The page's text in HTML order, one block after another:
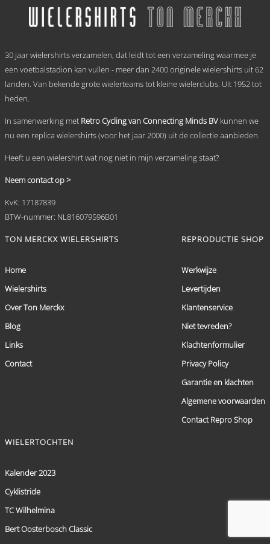
variaties.
Deze
gekozen
worden
de
30 jaar wielershirts verzamelen, dat leidt tot een verzameling waarmee je
een voetbalstadion kan vullen - meer dan 2400 originele wielershirts uit 62
landen. Van bekende grote wielerteams tot kleine wielerclubs. Uit 1952 tot
heden.
In samenwerking met Retro Cycling van Connecting Minds BV kunnen we
nu een replica wielershirts (voor het jaar 2000) uit de collectie aanbieden.
Heeft u een wielershirt wat nog niet in mijn verzameling staat?
Neem contact op >
KvK: 17187839
BTW-nummer: NL816079596B01
TON MERCKX WIELERSHIRTS
Home
Wielershirts
Over Ton Merckx
Blog
Links
Contact
REPRODUCTIE SHOP
Werkwijze
Levertijden
Klantenservice
Niet tevreden?
Klachtenformulier
Privacy Policy
Garantie en klachten
Algemene voorwaarden
Contact Repro Shop
WIELERTOCHTEN
Kalender 2023
Cyklistride
TC Wilhelmina
Bert Oosterbosch Classic